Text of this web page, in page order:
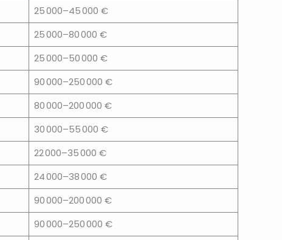
25 000–45 000 €
25 000–80 000 €
25 000–50 000 €
90 000–250 000 €
80 000–200 000 €
30 000–55 000 €
22 000–35 000 €
24 000–38 000 €
90 000–200 000 €
90 000–250 000 €